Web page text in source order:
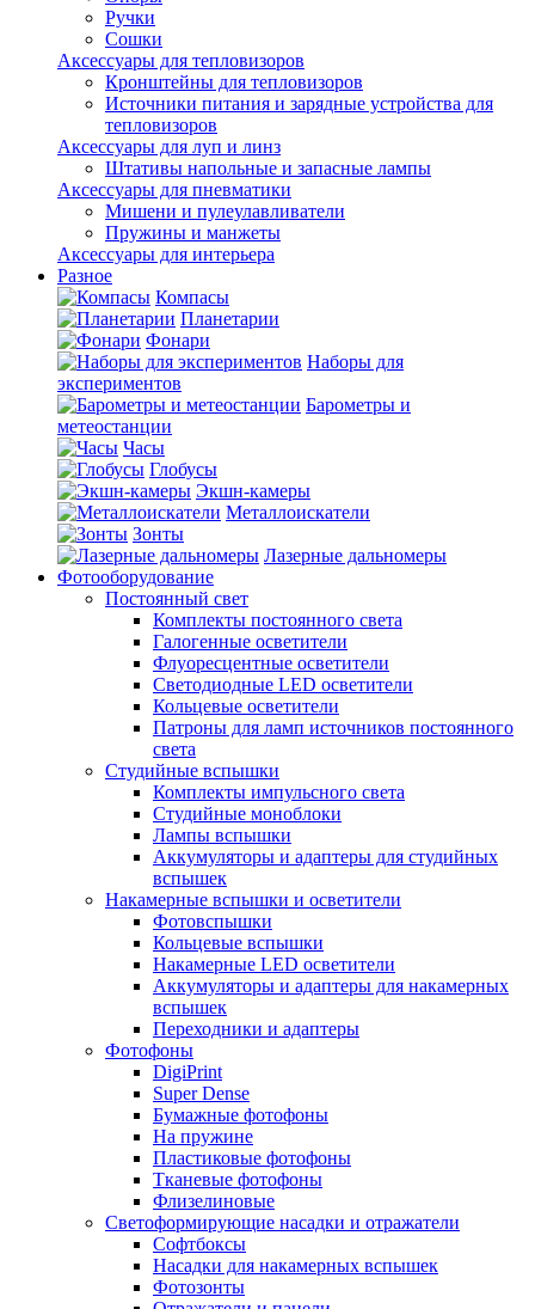
Ручки
Сошки
Аксессуары для тепловизоров
Кронштейны для тепловизоров
Источники питания и зарядные устройства для
тепловизоров
Аксессуары для луп и линз
Штативы напольные и запасные лампы
Аксессуары для пневматики
Мишени и пулеулавливатели
Пружины и манжеты
Аксессуары для интерьера
Разное
Компасы
Планетарии
Фонари
Наборы для
экспериментов
Барометры и
метеостанции
Часы
Глобусы
Экшн-камеры
Металлоискатели
Зонты
Лазерные дальномеры
Фотооборудование
Постоянный свет
Комплекты постоянного света
Галогенные осветители
Флуоресцентные осветители
Светодиодные LED осветители
Кольцевые осветители
Патроны для ламп источников постоянного
света
Студийные вспышки
Комплекты импульсного света
Студийные моноблоки
Лампы вспышки
Аккумуляторы и адаптеры для студийных
вспышек
Накамерные вспышки и осветители
Фотовспышки
Кольцевые вспышки
Накамерные LED осветители
Аккумуляторы и адаптеры для накамерных
вспышек
Переходники и адаптеры
Фотофоны
DigiPrint
Super Dense
Бумажные фотофоны
На пружине
Пластиковые фотофоны
Тканевые фотофоны
Флизелиновые
Светоформирующие насадки и отражатели
Софтбоксы
Насадки для накамерных вспышек
Фотозонты